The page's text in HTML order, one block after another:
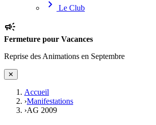
chevron_right Le Club
campaign
Fermeture pour Vacances
Reprise des Animations en Septembre
✕
Accueil
›Manifestations
›AG 2009